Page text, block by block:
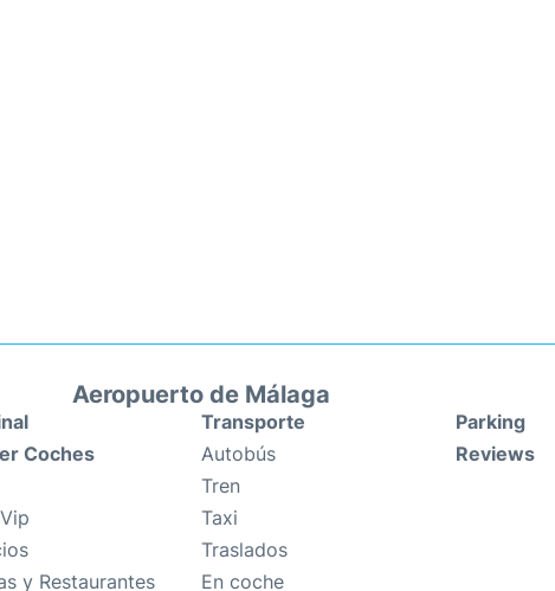
Aeropuerto de Málaga
Coches
y Restaurantes
Transporte
Autobús
Tren
Taxi
Traslados
En coche
Parking
Reviews